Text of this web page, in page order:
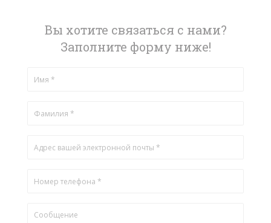
Вы хотите связаться с нами?
Заполните форму ниже!